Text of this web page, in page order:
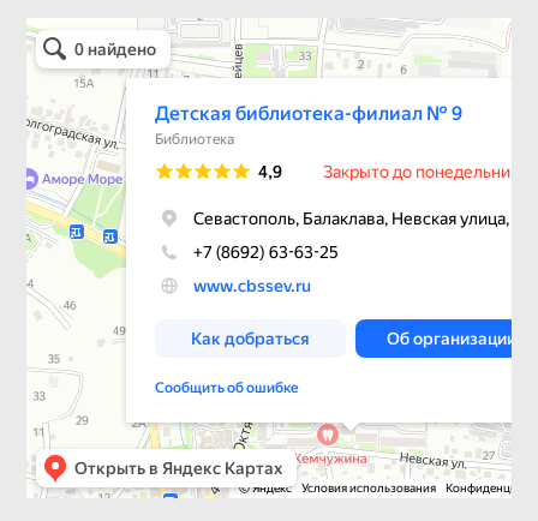
Детская библиотека-филиал № 9
Библиотека в Севастополе